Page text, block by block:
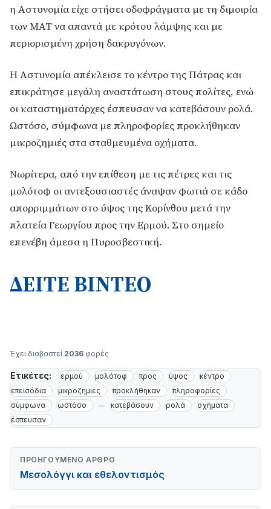
η Αστυνομία είχε στήσει οδοφράγματα με τη διμοιρία
των ΜΑΤ να απαντά με κρότου λάμψης και με
περιορισμένη χρήση δακρυγόνων.
Η Αστυνομία απέκλεισε το κέντρο της Πάτρας και
επικράτησε μεγάλη αναστάτωση στους πολίτες, ενώ
οι καταστηματάρχες έσπευσαν να κατεβάσουν ρολά.
Ωστόσο, σύμφωνα με πληροφορίες προκλήθηκαν
μικροζημιές στα σταθμευμένα οχήματα.
Νωρίτερα, από την επίθεση με τις πέτρες και τις
μολότοφ οι αντεξουσιαστές άναψαν φωτιά σε κάδο
απορριμμάτων στο ύψος της Κορίνθου μετά την
πλατεία Γεωργίου προς την Ερμού. Στο σημείο
επενέβη άμεσα η Πυροσβεστική.
ΔΕΙΤΕ ΒΙΝΤΕΟ
Έχει διαβαστεί 2036 φορές
Ετικέτες: ερμού μολότοφ προς ύψος
κέντρο
επεισόδια
μικροζημιές προκλήθηκαν
πληροφορίες
σύμφωνα
ωστόσο κατεβάσουν ρολά
οχήματα
έσπευσαν
ΠΡΟΗΓΟΎΜΕΝΟ ΆΡΘΡΟ
Μεσολόγγι και εθελοντισμός